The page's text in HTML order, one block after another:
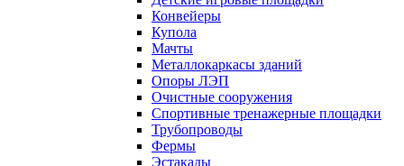
Конвейеры
Купола
Мачты
Металлокаркасы зданий
Опоры ЛЭП
Очистные сооружения
Спортивные тренажерные площадки
Трубопроводы
Фермы
Эстакады